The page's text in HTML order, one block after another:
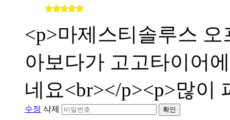
<p>마제스티솔루스
아보다가 고고타이어
네요<br></p><p>많이
수정 삭제 확인